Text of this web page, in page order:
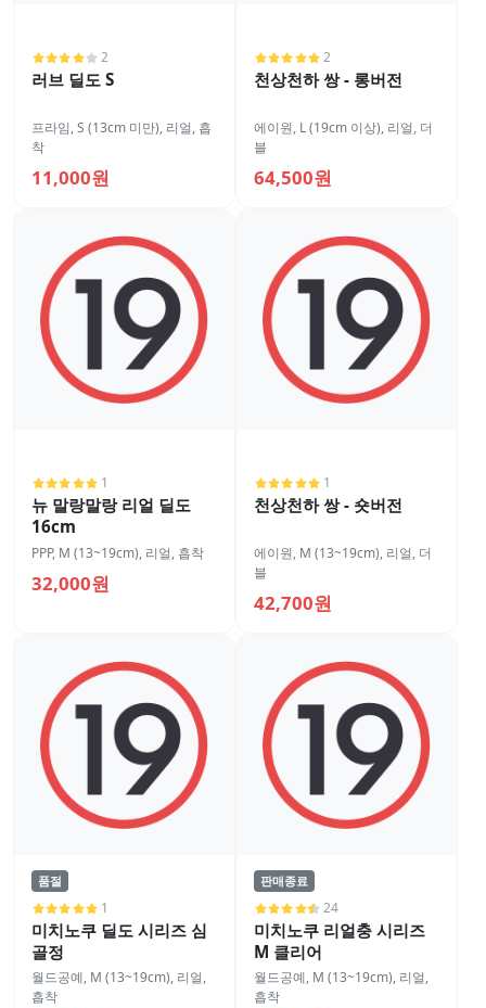
2
러브 딜도 S
프라임,S (13cm 미만), 리얼, 흡
착
11,000원
2
천상천하 쌍 - 롱버전
에이원, L (19cm 이상), 리얼, 더
블
64,500원
1
뉴 말랑말랑 리얼 딜도
16cm
PPP, M (13~19cm), 리얼, 흡착
32,000원
1
천상천하 쌍 - 숏버전
에이원, M (13~19cm), 리얼, 더
블
42,700원
품절
1
미치노쿠 딜도 시리즈 심
골정
월드공예, M (13~19cm), 리얼,
흡착
판매종료
24
미치노쿠 리얼충 시리즈
M 클리어
월드공예, M (13~19cm), 리얼,
흡착